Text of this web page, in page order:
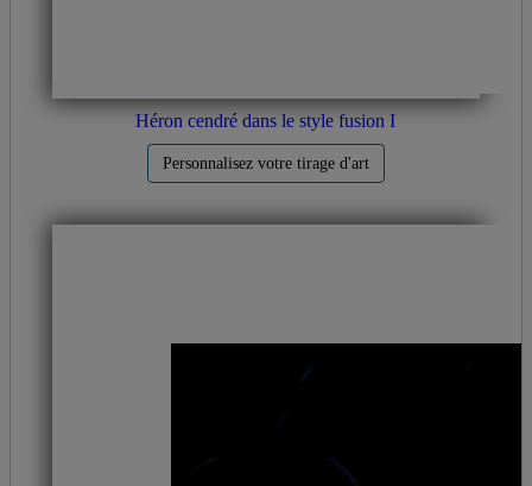
Héron cendré dans le style fusion I
Personnalisez votre tirage d'art